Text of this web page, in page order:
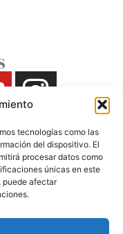
tecnologías como las
del dispositivo. El
procesar datos como
únicas en este
puede afectar